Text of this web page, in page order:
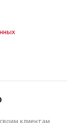
клиентам